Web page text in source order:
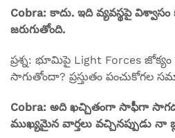
Cobra: కాదు. ఇది వ్యవస్థపై
జరుగుతోంది.
ప్రశ్న: భూమిపై Light Forces
సాగుతోందా? ప్రస్తుతం
Cobra: అది ఖచ్చితంగా సాఫీగా
ముఖ్యమైన వార్తలు వచ్చినప్పుడు